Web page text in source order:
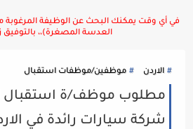
في أي وقت يمكنك البحث عن الوظيفة المرغوبة
العدسة المصغرة)،، بالتوفيق
الاردن موظفين/موظفات استقبال
مطلوب موظف/ة استقبال
شركة سيارات رائدة في